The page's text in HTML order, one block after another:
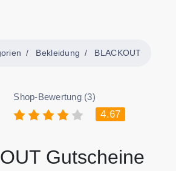
Bekleidung BLACKOUT
Shop-Bewertung (3)
4.67
Gutscheine